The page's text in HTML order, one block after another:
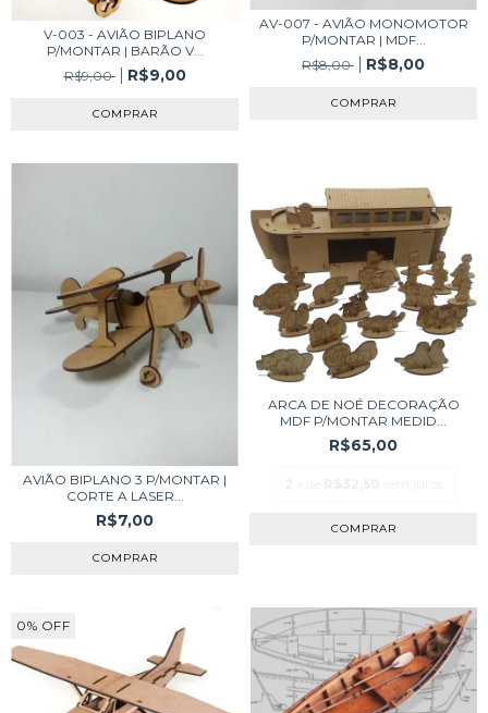
V-003 - AVIÃO BIPLANO
P/MONTAR | BARÃO V...
R$9,00
R$9,00
AV-007 - AVIÃO MONOMOTOR
P/MONTAR | MDF...
R$8,00
R$8,00
AVIÃO BIPLANO 3 P/MONTAR |
CORTE A LASER...
R$7,00
ARCA DE NOÉ DECORAÇÃO
MDF P/MONTAR MEDID...
R$65,00
0% OFF